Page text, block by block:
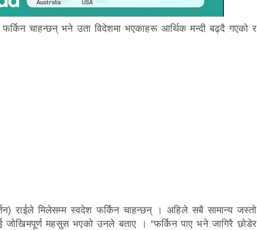
चाहन्छन् भने उता विदेशमा भएकाहरू आर्थिक मन्दी बढ्दै गएको र
राईले मिलेसम्म स्वदेश फर्किन चाहन्छन् । अहिले सबै सामान्य जस्तो
जोखिमपूर्ण महसुस भएको उनले बताए । “फर्किन पाए भने जागिरै छोडेर